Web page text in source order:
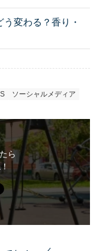
変わる？香り・
ソーシャルメディア
ら